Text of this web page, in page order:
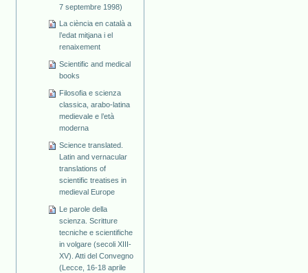
7 septembre 1998)
La ciència en català a
l’edat mitjana i el
renaixement
Scientific and medical
books
Filosofia e scienza
classica, arabo-latina
medievale e l’età
moderna
Science translated.
Latin and vernacular
translations of
scientific treatises in
medieval Europe
Le parole della
scienza. Scritture
tecniche e scientifiche
in volgare (secoli XIII-
XV). Atti del Convegno
(Lecce, 16-18 aprile